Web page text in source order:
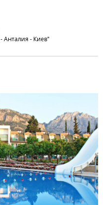
Анталия - Киев"